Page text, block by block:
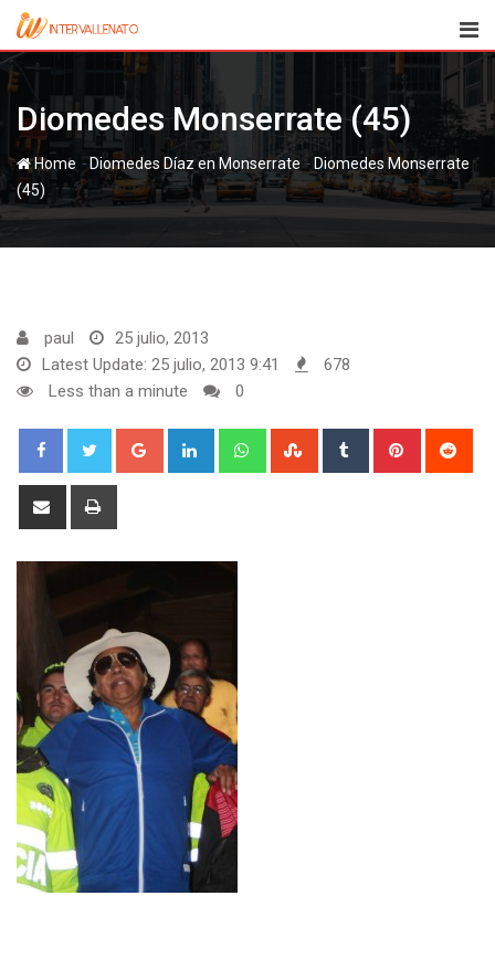
Skip
content
Diomedes Monserrate (45)
Home - Diomedes Díaz en Monserrate - Diomedes Monserrate
(45)
paul
25 julio, 2013
Latest Update: 25 julio, 2013 9:41
678
Less than a minute
0
Google+ LinkedIn WhatsappStumbleUpon
Tumblr Pinterest
Share